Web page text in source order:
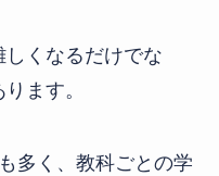
くなるだけでな
ます。
多く、教科ごとの学